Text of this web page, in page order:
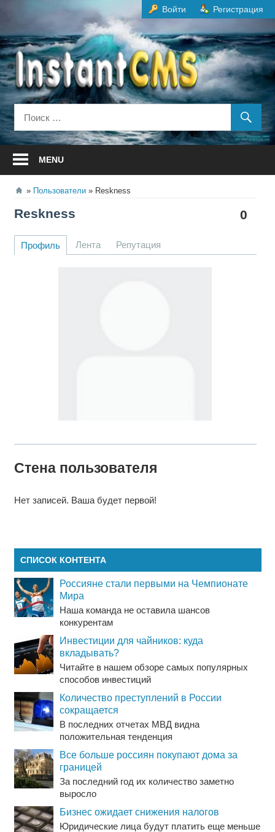
содержанию
Войти Регистрация
MENU
Пользователи Reskness
0
Reskness
Профиль Лента Репутация
Стена пользователя
Нет записей. Ваша будет первой!
СПИСОК КОНТЕНТА
Россияне стали первыми на Чемпионате
Мира
Наша команда не оставила шансов
конкурентам
Инвестиции для чайников: куда
вкладывать?
Читайте в нашем обзоре самых популярных
способов инвестиций
Количество преступлений в России
сокращается
В последних отчетах МВД видна
положительная тенденция
Все больше россиян покупают дома за
границей
За последний год их количество заметно
выросло
Бизнес ожидает снижения налогов
Юридические лица будут платить еще меньше